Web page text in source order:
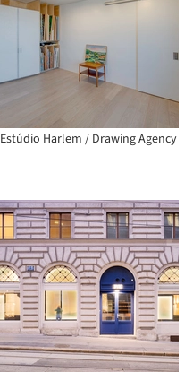
Estúdio Harlem / Drawing Agency